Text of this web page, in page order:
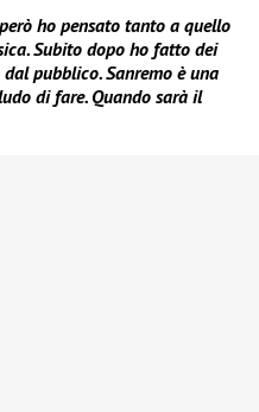
ho pensato tanto a quello
Subito dopo ho fatto dei
pubblico. Sanremo è una
di fare. Quando sarà il